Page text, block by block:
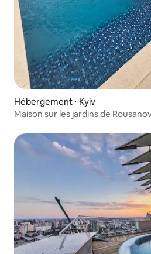
Hébergement ⋅ Kyiv
Maison sur les jardins de